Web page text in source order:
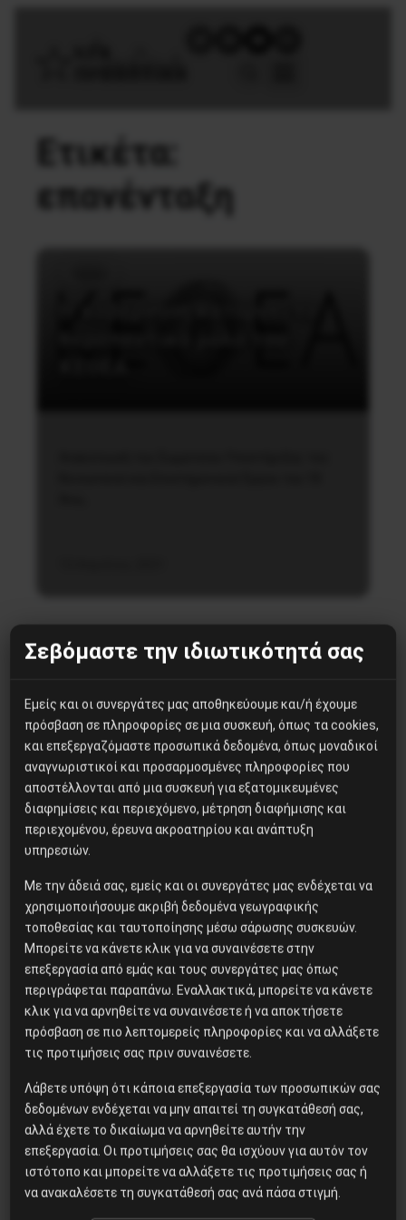
Ετικέτα:
επανένταξη
Δημοφιλή Άρθρα
Η Μπουρκίνα Φάσο του Τραορέ
αντι-ιμπεριαλιστική σχισμή
της ιστορίας
Η Eπανάσταση της 19 Ιουλίου
1936 στην Iσπανία
Το “μήνυμα” της Εαρινής
Συνόδου του ΔΝΤ
Γελοιογραφία: 1821
Σεβόμαστε την ιδιωτικότητά σας
Εμείς και οι συνεργάτες μας αποθηκεύουμε και/ή έχουμε
πρόσβαση σε πληροφορίες σε μια συσκευή, όπως τα cookies,
και επεξεργαζόμαστε προσωπικά δεδομένα, όπως μοναδικοί
αναγνωριστικοί και προσαρμοσμένες πληροφορίες που
αποστέλλονται από μια συσκευή για εξατομικευμένες
διαφημίσεις και περιεχόμενο, μέτρηση διαφήμισης και
περιεχομένου, έρευνα ακροατηρίου και ανάπτυξη
υπηρεσιών.
Με την άδειά σας, εμείς και οι συνεργάτες μας ενδέχεται να
χρησιμοποιήσουμε ακριβή δεδομένα γεωγραφικής
τοποθεσίας και ταυτοποίησης μέσω σάρωσης συσκευών.
Μπορείτε να κάνετε κλικ για να συναινέσετε στην
επεξεργασία από εμάς και τους συνεργάτες μας όπως
περιγράφεται παραπάνω. Εναλλακτικά, μπορείτε να κάνετε
κλικ για να αρνηθείτε να συναινέσετε ή να αποκτήσετε
πρόσβαση σε πιο λεπτομερείς πληροφορίες και να αλλάξετε
τις προτιμήσεις σας πριν συναινέσετε.
Λάβετε υπόψη ότι κάποια επεξεργασία των προσωπικών σας
δεδομένων ενδέχεται να μην απαιτεί τη συγκατάθεσή σας,
αλλά έχετε το δικαίωμα να αρνηθείτε αυτήν την
επεξεργασία. Οι προτιμήσεις σας θα ισχύουν για αυτόν τον
ιστότοπο και μπορείτε να αλλάξετε τις προτιμήσεις σας ή
να ανακαλέσετε τη συγκατάθεσή σας ανά πάσα στιγμή.